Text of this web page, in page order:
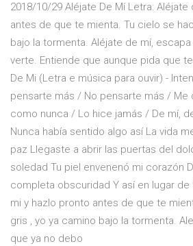
2018/10/29 Aléjate De Mí Letra:
antes de que te mienta. Tu cielo se
bajo la tormenta. Aléjate de mí,
verte. Entiende que aunque pida que
De Mi (Letra e música para ouvir) -
pensarte más / No pensarte más / Me
como nunca / Lo hice jamás / De mí,
Nunca había sentido algo así La vida
paz Llegaste a abrir las puertas del
soledad Tu piel envenenó mi corazón
completa obscuridad Y así en lugar de
mi y hazlo pronto antes de que te
gris , yo ya camino bajo la tormenta.
que ya no debo